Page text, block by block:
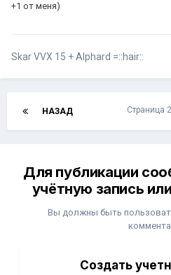
+1 от меня)
Skar VVX 15 + Alphard =::hair::
НАЗАД Страница
Для публикации
учётную запись
Вы должны быть
Создать